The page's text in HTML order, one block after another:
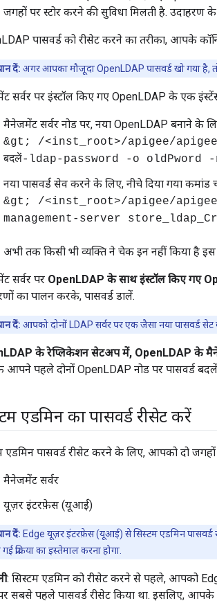
जगहों पर स्टोर करने की सुविधा मिलती है. उदाहरण
पासवर्ड को रीसेट करने का तरीका, आपके
दें: अगर आपका मौजूदा OpenLDAP पासवर्ड खो गया है,
सर्वर पर इंस्टॉल किए गए OpenLDAP के एक
मैनेजमेंट सर्वर नोड पर, नया OpenLDAP बनाने के
&gt; /<inst_root>/apigee/
बदलें-ldap-password -o oldPword -
नया पासवर्ड सेव करने के लिए, नीचे दिया गया
&gt; /<inst_root>/apigee/
management-server
अभी तक किसी भी व्यक्ति ने चेक इन नहीं किया है इस
सर्वर पर OpenLDAP के साथ इंस्टॉल किए गए
का पालन करके, पासवर्ड डालें.
दें: आपको दोनों LDAP सर्वर पर एक जैसा नया पासवर्ड
के रेप्लिकेशन सेटअप में, OpenLDAP के
आपने पहले दोनों OpenLDAP नोड पर पासवर्ड
एडमिन का पासवर्ड रीसेट करें
एडमिन पासवर्ड रीसेट करने के लिए, आपको दो जगहों
मैनेजमेंट सर्वर
यूज़र इंटरफ़ेस (यूआई)
दें: Edge यूज़र इंटरफ़ेस (यूआई) से सिस्टम एडमिन
प्रक्रिया का इस्तेमाल करना होगा.
: सिस्टम एडमिन को रीसेट करने से पहले, आपको
सबसे पहले पासवर्ड रीसेट किया था. इसलिए,